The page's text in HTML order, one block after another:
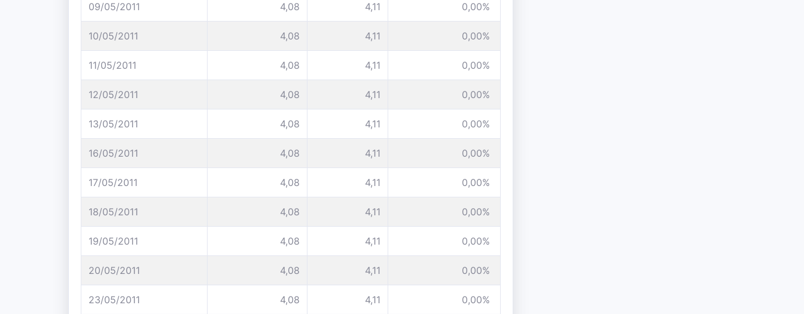
09/05/2011 4,08 4,11 0,00%
10/05/2011 4,08 4,11 0,00%
11/05/2011 4,08 4,11 0,00%
12/05/2011 4,08 4,11 0,00%
13/05/2011 4,08 4,11 0,00%
16/05/2011 4,08 4,11 0,00%
17/05/2011 4,08 4,11 0,00%
18/05/2011 4,08 4,11 0,00%
19/05/2011 4,08 4,11 0,00%
20/05/2011 4,08 4,11 0,00%
23/05/2011 4,08 4,11 0,00%